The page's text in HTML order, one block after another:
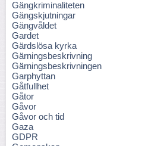
Gängkriminaliteten
Gängskjutningar
Gängvåldet
Gardet
Gärdslösa kyrka
Gärningsbeskrivning
Gärningsbeskrivningen
Garphyttan
Gåtfullhet
Gåtor
Gåvor
Gåvor och tid
Gaza
GDPR